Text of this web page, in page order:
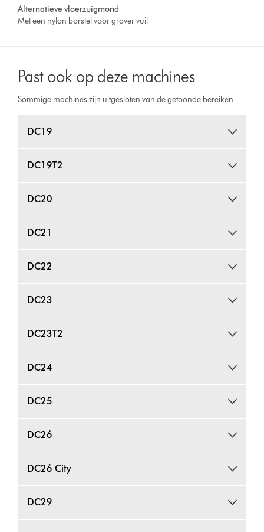
Alternatieve vloerzuigmond
Met een nylon borstel voor grover vuil
Past ook op deze machines
Sommige machines zijn uitgesloten van de getoonde bereiken
DC19
DC19T2
DC20
DC21
DC22
DC23
DC23T2
DC24
DC25
DC26
DC26 City
DC29